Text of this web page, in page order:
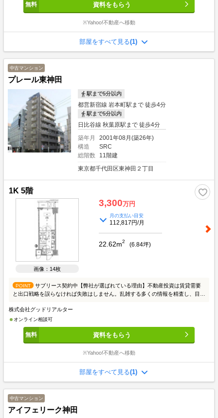
要を考え収益性が高い物件を取り扱っております。個人、法人、不動産会社から
多くの情報を収集し、ご希望にお応えできる物件をピックアップしております。
≪スタッフ≫入居者の目線からどのような物件が良いかという判断をしておりま
を徹底しております。不動産投資のあるべき姿をスタッフが理解していることが
強みです。≪銀行≫金利1.6％～ご紹介可能でございます。但し、フルローンや
イナンスやプランが良いか、ご相談していきましょう。レバレッジのメリット、
デメリットもご参考ください。≪賃貸管理≫購入後の不動産運用について、お任
せください。良質な費用面とサービスの質で好評頂いております。ご不安ある空
詳細などご相談下さい。≪ご相談方法≫スタッフとの商談は、まずお客様のご要
望や希望、不安や問題をお聞かせいただき、必要な不動産情報と投資についてご
説明いたします。そして、お客様の抱える不安や問題が不動産で解決できるかご
一緒にご相談させてください。購入については、問題が解決してから進めてまい
りましょう。ご相談場所は、弊社でも外でも可能です。 オンラインを希望の方
もお気軽にお問合せ下さい。
資料をもらう
※Yahoo!不動産へ移動
部屋をすべて見る(1)
中古マンション
プレール東神田
駅まで5分以内
都営新宿線 岩本町駅まで 徒歩4分
駅まで5分以内
日比谷線 秋葉原駅まで 徒歩4分
築年月
2001年08月(築26年)
構造
SRC
総階数
11階建
東京都千代田区東神田２丁目
1K 5階
画像：14枚
3,300万円
月の支払い目安
112,817円/月
22.62m2 (6.84坪)
POINT
サブリース契約中【弊社が選ばれている理由】不動産投資は賃貸需要
と出口戦略を誤らなければ失敗はしません。乱雑する多くの情報を精査し、目的
て頂き、成功例と失敗例をご説明いたします。投資家の方々には、お手間かから
ないようスムーズな取引を心がけております。皆様からのご連絡こころよりお待
ちしております。≪物件の質と量≫東京23区を中心に賃貸需要を考え収益性が
高い物件を取り扱っております。個人、法人、不動産会社から多くの情報を収集
し、ご希望にお応えできる物件をピックアップしております。≪スタッフ≫入居
者の目線からどのような物件が良いかという判断をしております。業界20年の
す。不動産投資のあるべき姿をスタッフが理解していることが強みです。≪銀行
≫金利1.6％～ご紹介可能でございます。但し、フルローンや低金利には取扱い
が良いか、ご相談していきましょう。レバレッジのメリット、デメリットもご参
考ください。≪賃貸管理≫購入後の不動産運用について、お任せください。良質
な費用面とサービスの質で好評頂いております。ご不安ある空室対策も、自信あ
株式会社グッドリアルター
オンライン相談可
資料をもらう
※Yahoo!不動産へ移動
部屋をすべて見る(1)
中古マンション
アイフェリーク神田